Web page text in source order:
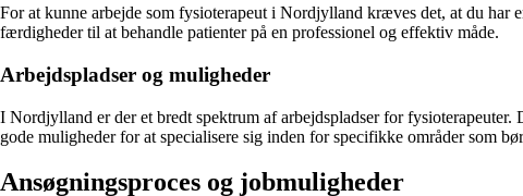
For at kunne arbejde som fysioterapeut i Nordjylland kræves det, at du har
færdigheder til at behandle patienter på en professionel og effektiv måde.
Arbejdspladser og muligheder
I Nordjylland er der et bredt spektrum af arbejdspladser for
gode muligheder for at specialisere sig inden for specifikke områder som
Ansøgningsproces og jobmuligheder